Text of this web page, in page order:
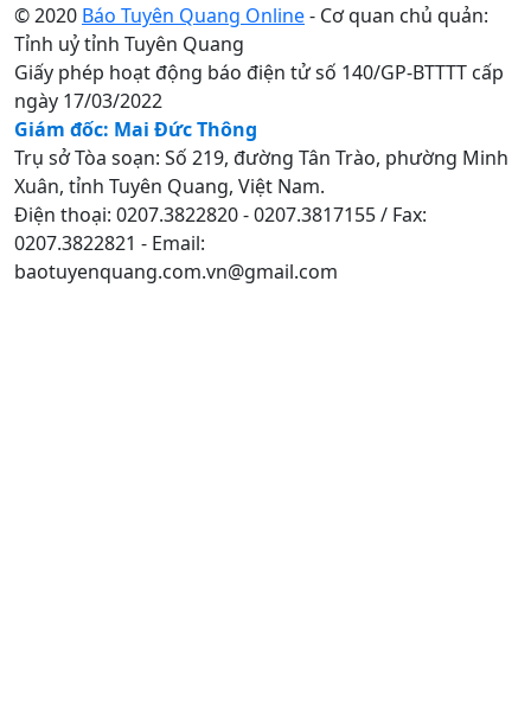
© 2020 Báo Tuyên Quang Online- Cơ quan chủ quản:
Tỉnh uỷ tỉnh Tuyên Quang
Giấy phép hoạt động báo điện tử số 140/GP-BTTTT cấp
ngày 17/03/2022
Giám đốc: Mai Đức Thông
Trụ sở Tòa soạn: Số 219, đường Tân Trào, phường Minh
Xuân, tỉnh Tuyên Quang, Việt Nam.
Điện thoại: 0207.3822820 - 0207.3817155 / Fax:
0207.3822821 - Email:
baotuyenquang.com.vn@gmail.com